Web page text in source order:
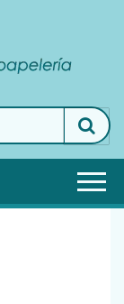
es tu papelería
Podrás
lo necesario